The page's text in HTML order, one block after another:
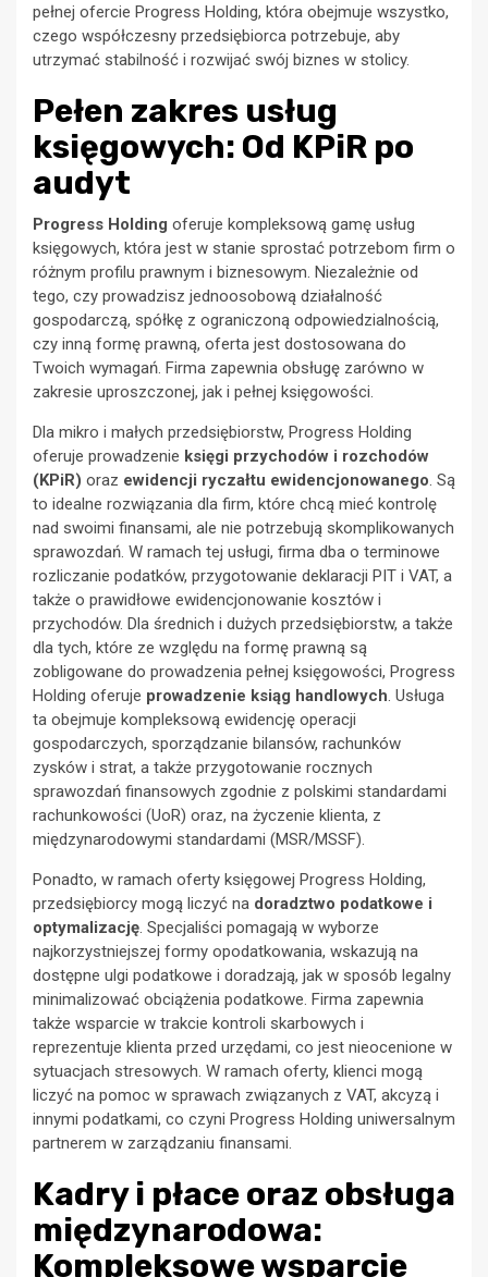
pełnej ofercie Progress Holding, która obejmuje wszystko,
czego współczesny przedsiębiorca potrzebuje, aby
utrzymać stabilność i rozwijać swój biznes w stolicy.
Pełen zakres usług
księgowych: Od KPiR po
audyt
Progress Holding oferuje kompleksową gamę usług
księgowych, która jest w stanie sprostać potrzebom firm o
różnym profilu prawnym i biznesowym. Niezależnie od
tego, czy prowadzisz jednoosobową działalność
gospodarczą, spółkę z ograniczoną odpowiedzialnością,
czy inną formę prawną, oferta jest dostosowana do
Twoich wymagań. Firma zapewnia obsługę zarówno w
zakresie uproszczonej, jak i pełnej księgowości.
Dla mikro i małych przedsiębiorstw, Progress Holding
oferuje prowadzenie księgi przychodów i rozchodów
(KPiR) oraz ewidencji ryczałtu ewidencjonowanego. Są
to idealne rozwiązania dla firm, które chcą mieć kontrolę
nad swoimi finansami, ale nie potrzebują skomplikowanych
sprawozdań. W ramach tej usługi, firma dba o terminowe
rozliczanie podatków, przygotowanie deklaracji PIT i VAT, a
także o prawidłowe ewidencjonowanie kosztów i
przychodów. Dla średnich i dużych przedsiębiorstw, a także
dla tych, które ze względu na formę prawną są
zobligowane do prowadzenia pełnej księgowości, Progress
Holding oferuje prowadzenie ksiąg handlowych. Usługa
ta obejmuje kompleksową ewidencję operacji
gospodarczych, sporządzanie bilansów, rachunków
zysków i strat, a także przygotowanie rocznych
sprawozdań finansowych zgodnie z polskimi standardami
rachunkowości (UoR) oraz, na życzenie klienta, z
międzynarodowymi standardami (MSR/MSSF).
Ponadto, w ramach oferty księgowej Progress Holding,
przedsiębiorcy mogą liczyć na doradztwo podatkowe i
optymalizację. Specjaliści pomagają w wyborze
najkorzystniejszej formy opodatkowania, wskazują na
dostępne ulgi podatkowe i doradzają, jak w sposób legalny
minimalizować obciążenia podatkowe. Firma zapewnia
także wsparcie w trakcie kontroli skarbowych i
reprezentuje klienta przed urzędami, co jest nieocenione w
sytuacjach stresowych. W ramach oferty, klienci mogą
liczyć na pomoc w sprawach związanych z VAT, akcyzą i
innymi podatkami, co czyni Progress Holding uniwersalnym
partnerem w zarządzaniu finansami.
Kadry i płace oraz obsługa
międzynarodowa:
Kompleksowe wsparcie